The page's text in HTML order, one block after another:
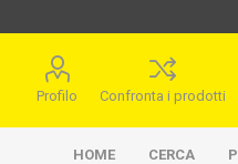
Profilo Confronta i prodotti
HOME CERCA